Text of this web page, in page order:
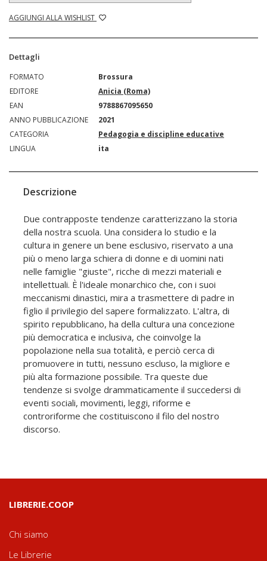
AGGIUNGI ALLA WISHLIST
Dettagli
FORMATO
Brossura
EDITORE
Anicia (Roma)
EAN
9788867095650
ANNO PUBBLICAZIONE
2021
CATEGORIA
Pedagogia e discipline educative
LINGUA
ita
Descrizione
Due contrapposte tendenze caratterizzano la storia
della nostra scuola. Una considera lo studio e la
cultura in genere un bene esclusivo, riservato a una
più o meno larga schiera di donne e di uomini nati
nelle famiglie "giuste", ricche di mezzi materiali e
intellettuali. È l'ideale monarchico che, con i suoi
meccanismi dinastici, mira a trasmettere di padre in
figlio il privilegio del sapere formalizzato. L'altra, di
spirito repubblicano, ha della cultura una concezione
più democratica e inclusiva, che coinvolge la
popolazione nella sua totalità, e perciò cerca di
promuovere in tutti, nessuno escluso, la migliore e
più alta formazione possibile. Tra queste due
tendenze si svolge drammaticamente il succedersi di
eventi sociali, movimenti, leggi, riforme e
controriforme che costituiscono il filo del nostro
discorso.
LIBRERIE.COOP
Chi siamo
Le Librerie